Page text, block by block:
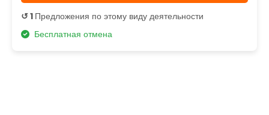
↺ 1 Предложения по этому виду деятельности
Бесплатная отмена